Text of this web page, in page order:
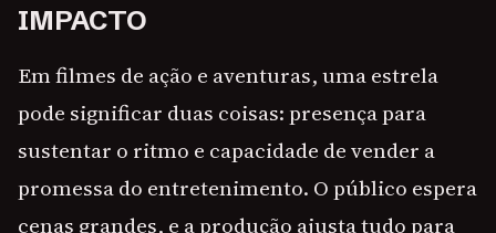
IMPACTO
Em filmes de ação e aventuras, uma estrela
pode significar duas coisas: presença para
sustentar o ritmo e capacidade de vender a
promessa do entretenimento. O público espera
cenas grandes, e a produção ajusta tudo para